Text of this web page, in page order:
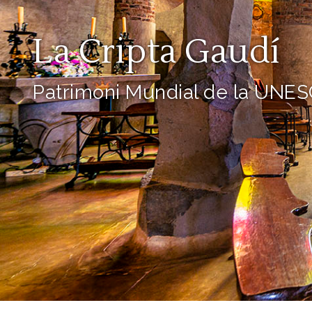
La Cripta Gaudí
Patrimoni Mundial de la